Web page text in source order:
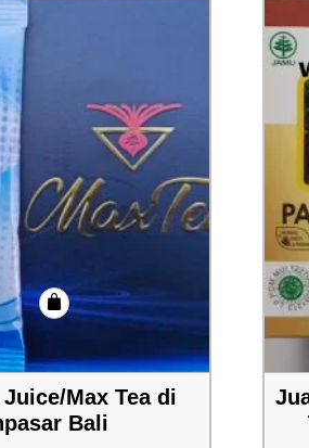
Max Tea di
Bali